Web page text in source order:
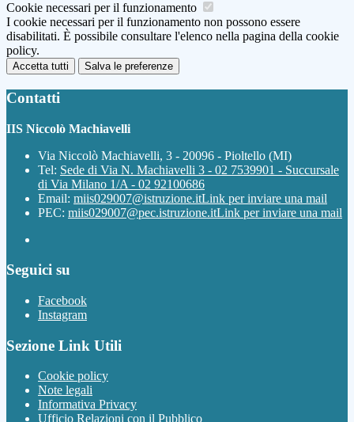
Cookie necessari per il funzionamento
I cookie necessari per il funzionamento non possono essere
disabilitati. È possibile consultare l'elenco nella pagina della cookie
policy.
Accetta tutti Salva le preferenze
Contatti
IIS Niccolò Machiavelli
Via Niccolò Machiavelli, 3 - 20096 - Pioltello (MI)
Tel: Sede di Via N. Machiavelli 3 - 02 7539901 - Succursale
di Via Milano 1/A - 02 92100686
Email: miis029007@istruzione.itLink per inviare una mail
PEC: miis029007@pec.istruzione.itLink per inviare una mail
Seguici su
Facebook
Instagram
Sezione Link Utili
Cookie policy
Note legali
Informativa Privacy
Ufficio Relazioni con il Pubblico